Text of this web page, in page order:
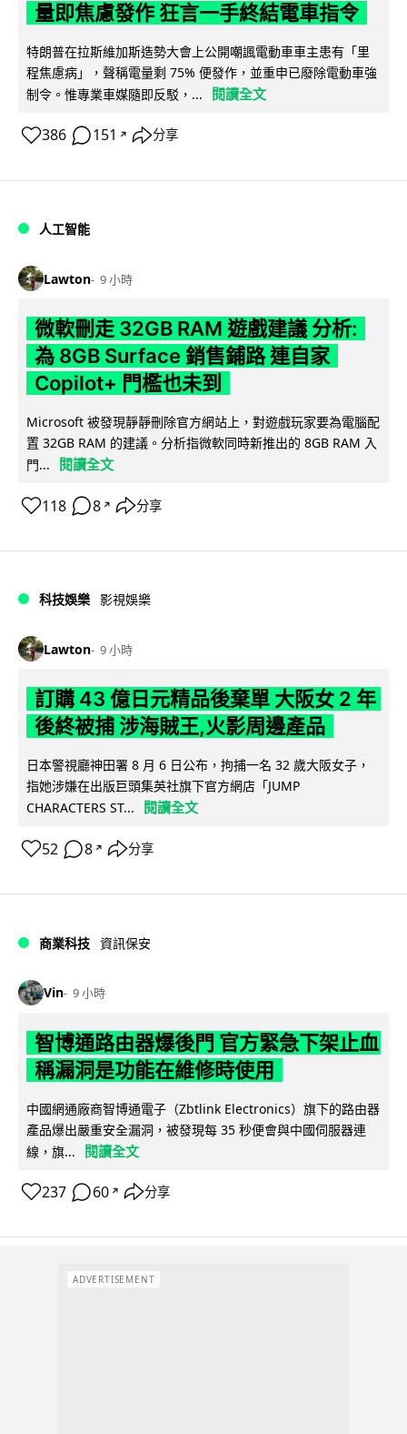
量即焦慮發作 狂言一手終結電車指令
特朗普在拉斯維加斯造勢大會上公開嘲諷電動車車主患有「里
程焦慮病」，聲稱電量剩 75% 便發作，並重申已廢除電動車強
制令。惟專業車媒隨即反駁，...
閱讀全文
386 151 ↗ 分享
人工智能
Lawton 9 小時
微軟刪走 32GB RAM 遊戲建議 分析:
為 8GB Surface 銷售鋪路 連自家
Copilot+ 門檻也未到
Microsoft 被發現靜靜刪除官方網站上，對遊戲玩家要為電腦配
置 32GB RAM 的建議。分析指微軟同時新推出的 8GB RAM 入
門...
閱讀全文
118 8 ↗ 分享
科技娛樂 影視娛樂
Lawton 9 小時
訂購 43 億日元精品後棄單 大阪女 2 年
後終被捕 涉海賊王,火影周邊產品
日本警視廳神田署 8 月 6 日公布，拘捕一名 32 歲大阪女子，
指她涉嫌在出版巨頭集英社旗下官方網店「JUMP
CHARACTERS ST...
閱讀全文
52 8 ↗ 分享
商業科技 資訊保安
Vin 9 小時
智博通路由器爆後門 官方緊急下架止血
稱漏洞是功能在維修時使用
中國網通廠商智博通電子（Zbtlink Electronics）旗下的路由器
產品爆出嚴重安全漏洞，被發現每 35 秒便會與中國伺服器連
線，旗...
閱讀全文
237 60 ↗ 分享
ADVERTISEMENT